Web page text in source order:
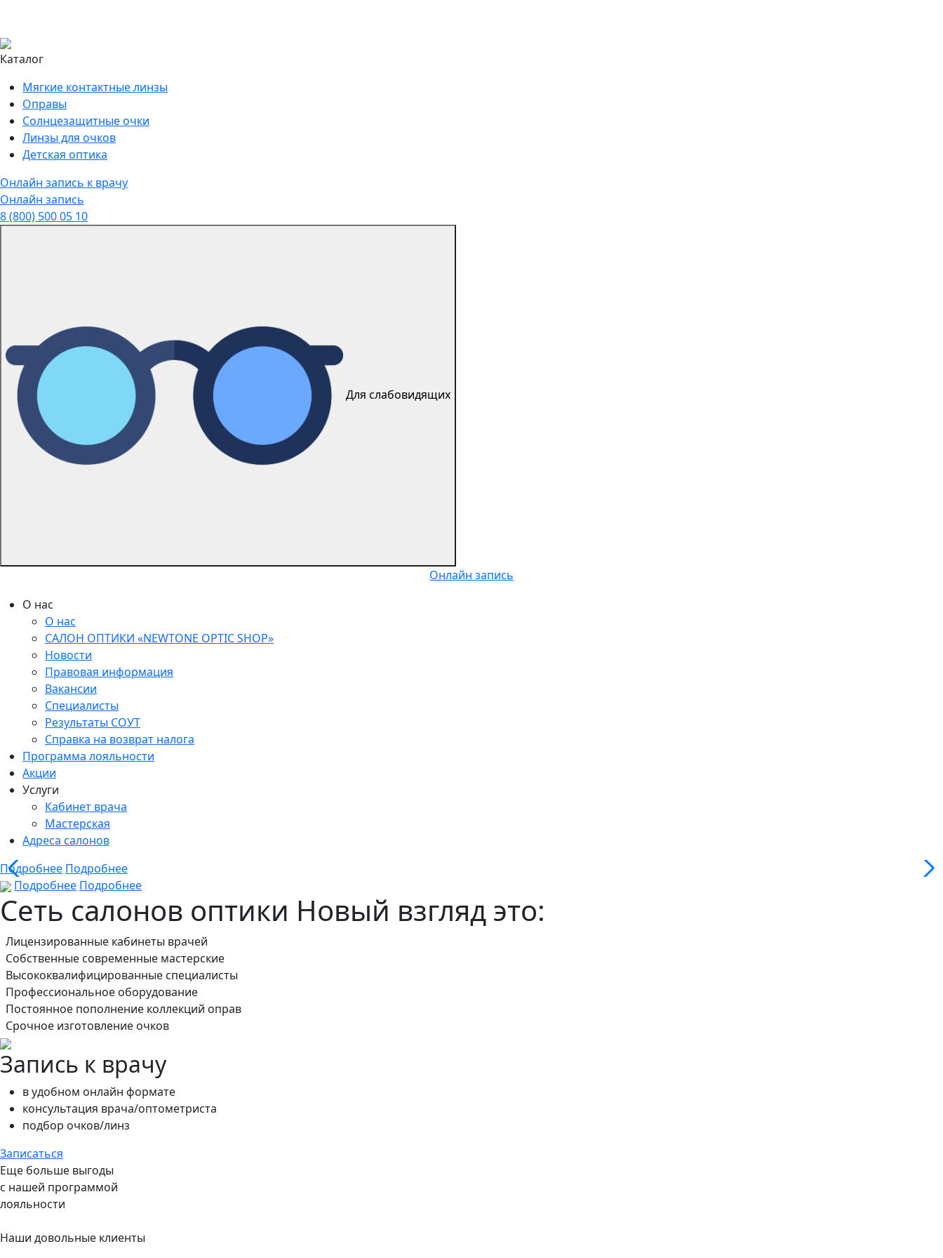
Каталог
Мягкие контактные линзы
Оправы
Солнцезащитные очки
Линзы для очков
Детская оптика
Онлайн запись к врачу
Онлайн запись
8 (800) 500 05 10
Для слабовидящиx
Онлайн запись
О нас
О нас
САЛОН ОПТИКИ «NEWTONE OPTIC SHOP»
Новости
Правовая информация
Вакансии
Специалисты
Результаты СОУТ
Справка на возврат налога
Программа лояльности
Акции
Услуги
Кабинет врача
Мастерская
Адреса салонов
Подробнее Подробнее
Подробнее Подробнее
Сеть салонов оптики Новый взгляд это:
Лицензированные кабинеты врачей
Собственные современные мастерские
Высококвалифицированные специалисты
Профессиональное оборудование
Постоянное пополнение коллекций оправ
Срочное изготовление очков
Запись к врачу
в удобном онлайн формате
консультация врача/оптометриста
подбор очков/линз
Записаться
Еще больше выгоды
с нашей программой
лояльности
Наши довольные клиенты